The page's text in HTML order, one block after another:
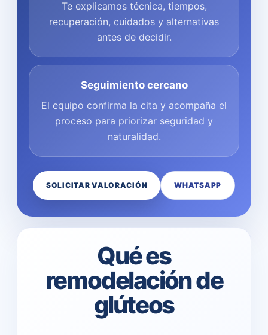
Te explicamos técnica, tiempos,
recuperación, cuidados y alternativas
antes de decidir.
Seguimiento cercano
El equipo confirma la cita y acompaña el
proceso para priorizar seguridad y
naturalidad.
SOLICITAR VALORACIÓN WHATSAPP
Qué es
remodelación de
glúteos